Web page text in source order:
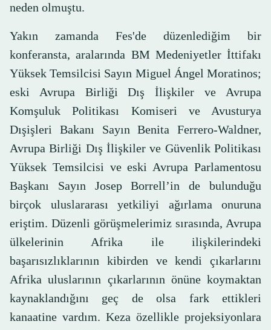
neden olmuştu.
Yakın zamanda Fes'de düzenlediğim bir
konferansta, aralarında BM Medeniyetler İttifakı
Yüksek Temsilcisi Sayın Miguel Ángel Moratinos;
eski Avrupa Birliği Dış İlişkiler ve Avrupa
Komşuluk Politikası Komiseri ve Avusturya
Dışişleri Bakanı Sayın Benita Ferrero-Waldner,
Avrupa Birliği Dış İlişkiler ve Güvenlik Politikası
Yüksek Temsilcisi ve eski Avrupa Parlamentosu
Başkanı Sayın Josep Borrell’in de bulunduğu
birçok uluslararası yetkiliyi ağırlama onuruna
eriştim. Düzenli görüşmelerimiz sırasında, Avrupa
ülkelerinin Afrika ile ilişkilerindeki
başarısızlıklarının kibirden ve kendi çıkarlarını
Afrika uluslarının çıkarlarının önüne koymaktan
kaynaklandığını geç de olsa fark ettikleri
kanaatine vardım. Keza özellikle projeksiyonlara